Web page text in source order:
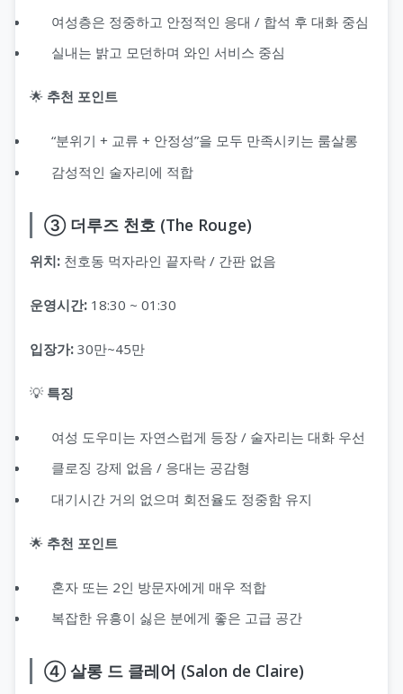
여성층은 정중하고 안정적인 응대 / 합석 후 대화 중심
실내는 밝고 모던하며 와인 서비스 중심
🌟 추천 포인트
“분위기 + 교류 + 안정성”을 모두 만족시키는 룸살롱
감성적인 술자리에 적합
③ 더루즈 천호 (The Rouge)
위치: 천호동 먹자라인 끝자락 / 간판 없음
운영시간: 18:30 ~ 01:30
입장가: 30만~45만
💡 특징
여성 도우미는 자연스럽게 등장 / 술자리는 대화 우선
클로징 강제 없음 / 응대는 공감형
대기시간 거의 없으며 회전율도 정중함 유지
🌟 추천 포인트
혼자 또는 2인 방문자에게 매우 적합
복잡한 유흥이 싫은 분에게 좋은 고급 공간
④ 살롱 드 클레어 (Salon de Claire)